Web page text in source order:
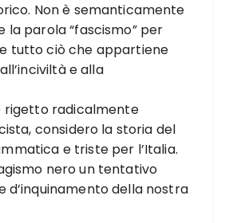
Non è semanticamente
parola “fascismo” per
tutto ciò che appartiene
e alla
rigetto radicalmente
considero la storia del
e triste per l’Italia.
nero un tentativo
d’inquinamento della nostra